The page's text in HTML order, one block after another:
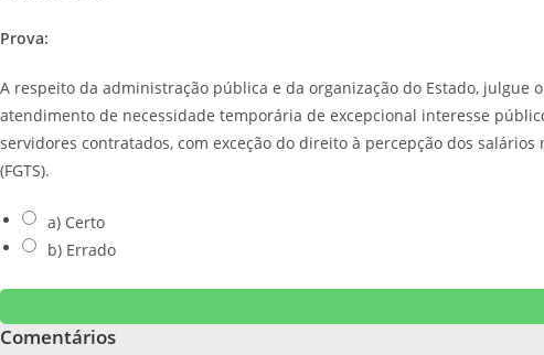
Prova:
A respeito da administração pública e da organização do Estado,
atendimento de necessidade temporária de excepcional interesse
servidores contratados, com exceção do direito à percepção dos
(FGTS).
a) Certo
b) Errado
Comentários